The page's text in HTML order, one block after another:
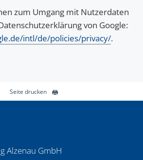
zum Umgang mit Nutzerdaten
von Google:
intl/de/policies/privacy/.
Seite drucken
Alzenau GmbH